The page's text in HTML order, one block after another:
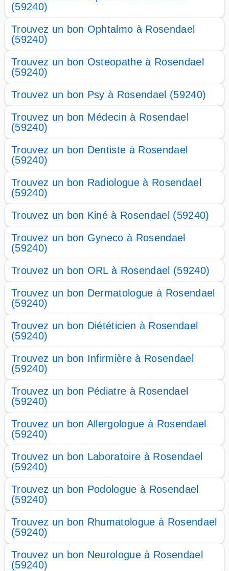
(59240)
Trouvez un bon Ophtalmo à Rosendael
(59240)
Trouvez un bon Osteopathe à Rosendael
(59240)
Trouvez un bon Psy à Rosendael (59240)
Trouvez un bon Médecin à Rosendael
(59240)
Trouvez un bon Dentiste à Rosendael
(59240)
Trouvez un bon Radiologue à Rosendael
(59240)
Trouvez un bon Kiné à Rosendael (59240)
Trouvez un bon Gyneco à Rosendael
(59240)
Trouvez un bon ORL à Rosendael (59240)
Trouvez un bon Dermatologue à Rosendael
(59240)
Trouvez un bon Diététicien à Rosendael
(59240)
Trouvez un bon Infirmière à Rosendael
(59240)
Trouvez un bon Pédiatre à Rosendael
(59240)
Trouvez un bon Allergologue à Rosendael
(59240)
Trouvez un bon Laboratoire à Rosendael
(59240)
Trouvez un bon Podologue à Rosendael
(59240)
Trouvez un bon Rhumatologue à Rosendael
(59240)
Trouvez un bon Neurologue à Rosendael
(59240)